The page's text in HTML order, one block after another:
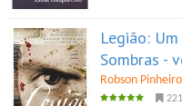
Legião:
Sombras -
Robson Pinheiro